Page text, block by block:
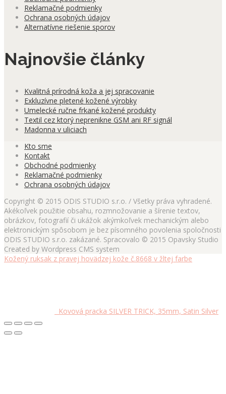
Reklamačné podmienky
Ochrana osobných údajov
Alternatívne riešenie sporov
Najnovšie články
Kvalitná prírodná koža a jej spracovanie
Exkluzívne pletené kožené výrobky
Umelecké ručne frkané kožené produkty
Textil cez ktorý neprenikne GSM ani RF signál
Madonna v uliciach
Kto sme
Kontakt
Obchodné podmienky
Reklamačné podmienky
Ochrana osobných údajov
Copyright © 2015 ODIS STUDIO s.r.o. / Všetky práva vyhradené.
Akékoľvek použitie obsahu, rozmnožovanie a šírenie textov,
obrázkov, fotografií či ukážok akýmkoľvek mechanickým alebo
elektronickým spôsobom je bez písomného povolenia spoločnosti
ODIS STUDIO s.r.o. zakázané. Spracovalo © 2015 Opavsky Studio
Created by Wordpress CMS system
Kožený ruksak z pravej hovädzej kože č.8668 v žltej farbe
Kovová pracka SILVER TRICK, 35mm, Satin Silver